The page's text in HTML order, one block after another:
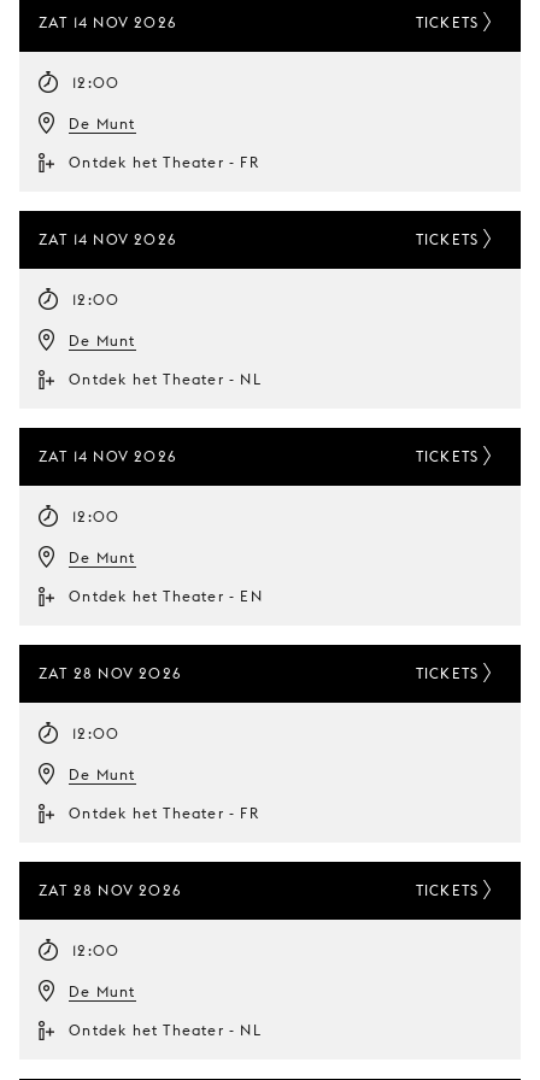
ZAT 14 NOV 2026
12:00
De Munt
Ontdek het Theater - FR
TICKETS
ZAT 14 NOV 2026
12:00
De Munt
Ontdek het Theater - NL
TICKETS
ZAT 14 NOV 2026
12:00
De Munt
Ontdek het Theater - EN
TICKETS
ZAT 28 NOV 2026
12:00
De Munt
Ontdek het Theater - FR
TICKETS
ZAT 28 NOV 2026
12:00
De Munt
Ontdek het Theater - NL
TICKETS